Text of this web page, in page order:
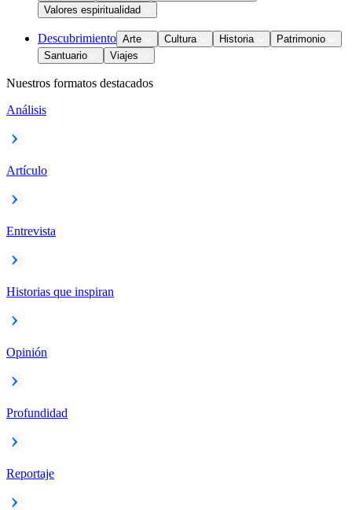
Valores espiritualidad
Descubrimiento Arte Cultura Historia
Patrimonio
Santuario
Viajes
Nuestros formatos destacados
Análisis
Artículo
Entrevista
Historias que inspiran
Opinión
Profundidad
Reportaje